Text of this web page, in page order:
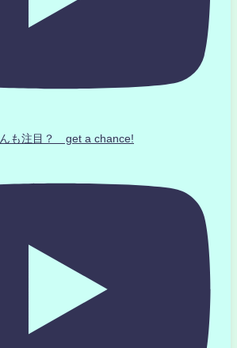
も注目？ get a chance!